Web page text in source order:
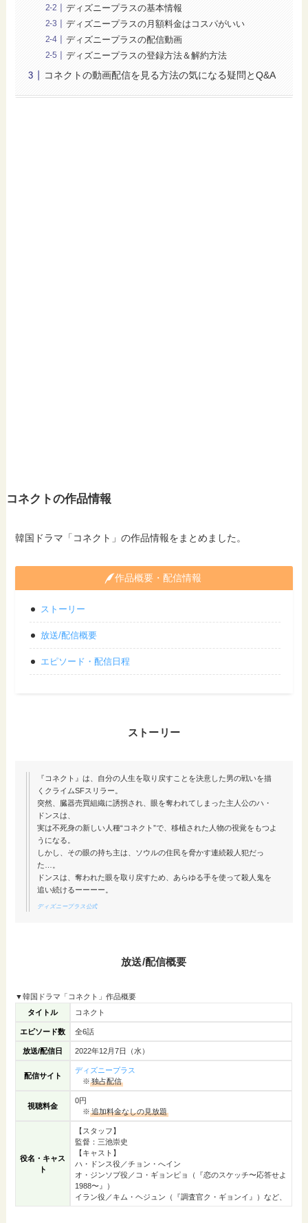
ディズニープラスの基本情報
ディズニープラスの月額料金はコスパがいい
ディズニープラスの配信動画
ディズニープラスの登録方法＆解約方法
コネクトの動画配信を見る方法の気になる疑問とQ&A
コネクトの作品情報
韓国ドラマ「コネクト」の作品情報をまとめました。
作品概要・配信情報
ストーリー
放送/配信概要
エピソード・配信日程
ストーリー
『コネクト』は、自分の人生を取り戻すことを決意した男の戦いを描
くクライムSFスリラー。
突然、臓器売買組織に誘拐され、眼を奪われてしまった主人公のハ・
ドンスは、
実は不死身の新しい人種“コネクト”で、移植された人物の視覚をもつよ
うになる。
しかし、その眼の持ち主は、ソウルの住民を脅かす連続殺人犯だっ
た…。
ドンスは、奪われた眼を取り戻すため、あらゆる手を使って殺人鬼を
追い続けるーーーー。
ディズニープラス公式
放送/配信概要
▼韓国ドラマ「コネクト」作品概要
タイトル
コネクト
エピソード数 全6話
放送/配信日 2022年12月7日（水）
配信サイト
ディズニープラス
※ 独占配信
視聴料金
0円
※ 追加料金なしの見放題
役名・キャス
ト
【スタッフ】
監督：三池崇史
【キャスト】
ハ・ドンス役／チョン・へイン
オ・ジンソプ役／コ・ギョンピョ（『恋のスケッチ〜応答せよ
1988〜』）
イラン役／キム・ヘジュン（『調査官ク・ギョンイ』）など、